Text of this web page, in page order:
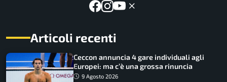
Articoli recenti
Ceccon annuncia 4 gare individuali agli
Europei: ma c’è una grossa rinuncia
9 Agosto 2026